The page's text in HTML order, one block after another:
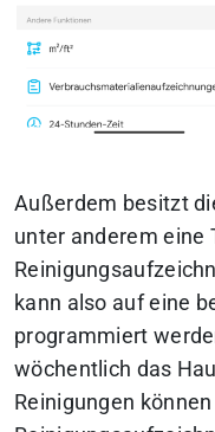
Außerdem besitzt
unter anderem eine
kann also auf eine
programmiert
wöchentlich das
Reinigungen